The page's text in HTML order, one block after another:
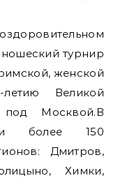
турнир
женской
Великой
Москвой.В
более 150
Дмитров,
Химки,